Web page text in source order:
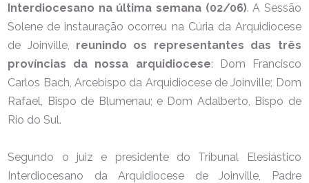
Interdiocesano na última semana (02/06). A Sessão
Solene de instauração ocorreu na Cúria da Arquidiocese
de Joinville, reunindo os representantes das três
províncias da nossa arquidiocese: Dom Francisco
Carlos Bach, Arcebispo da Arquidiocese de Joinville; Dom
Rafael, Bispo de Blumenau; e Dom Adalberto, Bispo de
Rio do Sul.
Segundo o juiz e presidente do Tribunal Elesiástico
Interdiocesano da Arquidiocese de Joinville, Padre